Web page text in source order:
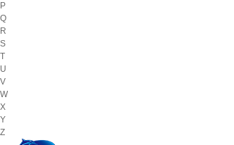
P
Q
R
S
T
U
V
W
X
Y
Z